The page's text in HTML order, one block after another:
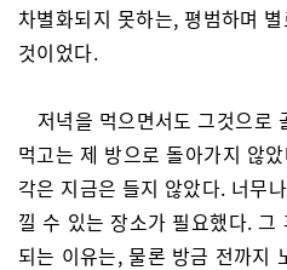
차별화되지 못하는, 평범하며
것이었다.
저녁을 먹으면서도 그것으로
먹고는 제 방으로 돌아가지 않
각은 지금은 들지 않았다. 너무
낄 수 있는 장소가 필요했다. 그
되는 이유는, 물론 방금 전까지